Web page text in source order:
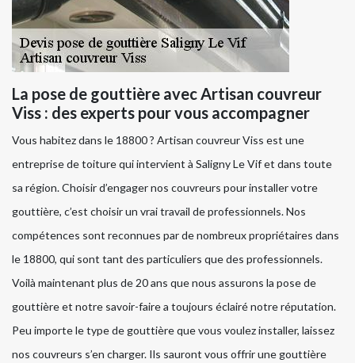
La pose de gouttière avec Artisan couvreur
Viss : des experts pour vous accompagner
Vous habitez dans le 18800 ? Artisan couvreur Viss est une
entreprise de toiture qui intervient à Saligny Le Vif et dans toute
sa région. Choisir d’engager nos couvreurs pour installer votre
gouttière, c’est choisir un vrai travail de professionnels. Nos
compétences sont reconnues par de nombreux propriétaires dans
le 18800, qui sont tant des particuliers que des professionnels.
Voilà maintenant plus de 20 ans que nous assurons la pose de
gouttière et notre savoir-faire a toujours éclairé notre réputation.
Peu importe le type de gouttière que vous voulez installer, laissez
nos couvreurs s’en charger. Ils sauront vous offrir une gouttière